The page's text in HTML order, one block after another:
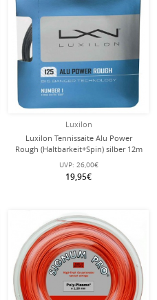
Luxilon
Luxilon Tennissaite Alu Power
Rough (Haltbarkeit+Spin) silber 12m
Set
UVP: 26,00€
19,95€